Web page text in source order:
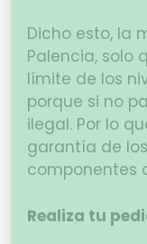
Dicho esto, la
Palencia, solo
límite de los
porque si no
ilegal. Por lo
garantía de
componentes
Realiza tu